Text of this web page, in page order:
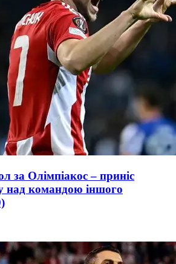
за Олімпіакос – приніс
над командою іншого